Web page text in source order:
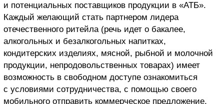
и потенциальных поставщиков продукции в «АТБ».
Каждый желающий стать партнером лидера
отечественного ритейла (речь идет о бакалее,
алкогольных и безалкогольных напитках,
кондитерских изделиях, мясной, рыбной и молочной
продукции, непродовольственных товарах) имеет
возможность в свободном доступе ознакомиться
с условиями сотрудничества, с помощью своего
мобильного отправить коммерческое предложение,